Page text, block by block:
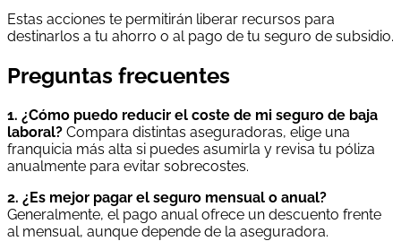
Estas acciones te permitirán liberar recursos para
destinarlos a tu ahorro o al pago de tu seguro de subsidio.
Preguntas frecuentes
1. ¿Cómo puedo reducir el coste de mi seguro de baja
laboral? Compara distintas aseguradoras, elige una
franquicia más alta si puedes asumirla y revisa tu póliza
anualmente para evitar sobrecostes.
2. ¿Es mejor pagar el seguro mensual o anual?
Generalmente, el pago anual ofrece un descuento frente
al mensual, aunque depende de la aseguradora.